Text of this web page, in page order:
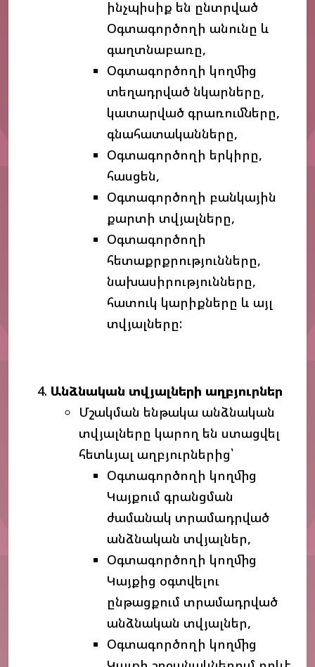
ինչպիսիք են ընտրված
Օգտագործողի անունը և
գաղտնաբառը,
Օգտագործողի կողմից
տեղադրված նկարները,
կատարված գրառումները,
գնահատականները,
Օգտագործողի երկիրը,
հասցեն,
Օգտագործողի բանկային
քարտի տվյալները,
Օգտագործողի
հետաքրքրությունները,
նախասիրությունները,
հատուկ կարիքները և այլ
տվյալները:
Անձնական տվյալների աղբյուրներ
Մշակման ենթակա անձնական
տվյալները կարող են ստացվել
հետևյալ աղբյուրներից՝
Օգտագործողի կողմից
Կայքում գրանցման
ժամանակ տրամադրված
անձնական տվյալներ,
Օգտագործողի կողմից
Կայքից օգտվելու
ընթացքում տրամադրված
անձնական տվյալներ,
Օգտագործողի կողմից